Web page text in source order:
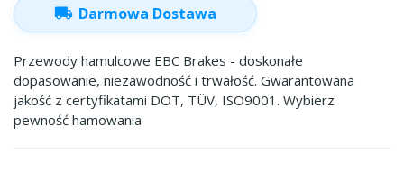
local_shipping Darmowa Dostawa
Przewody hamulcowe EBC Brakes - doskonałe
dopasowanie, niezawodność i trwałość. Gwarantowana
jakość z certyfikatami DOT, TÜV, ISO9001. Wybierz
pewność hamowania